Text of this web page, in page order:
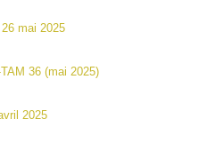
mai 2025
36 (mai 2025)
2025
travaux